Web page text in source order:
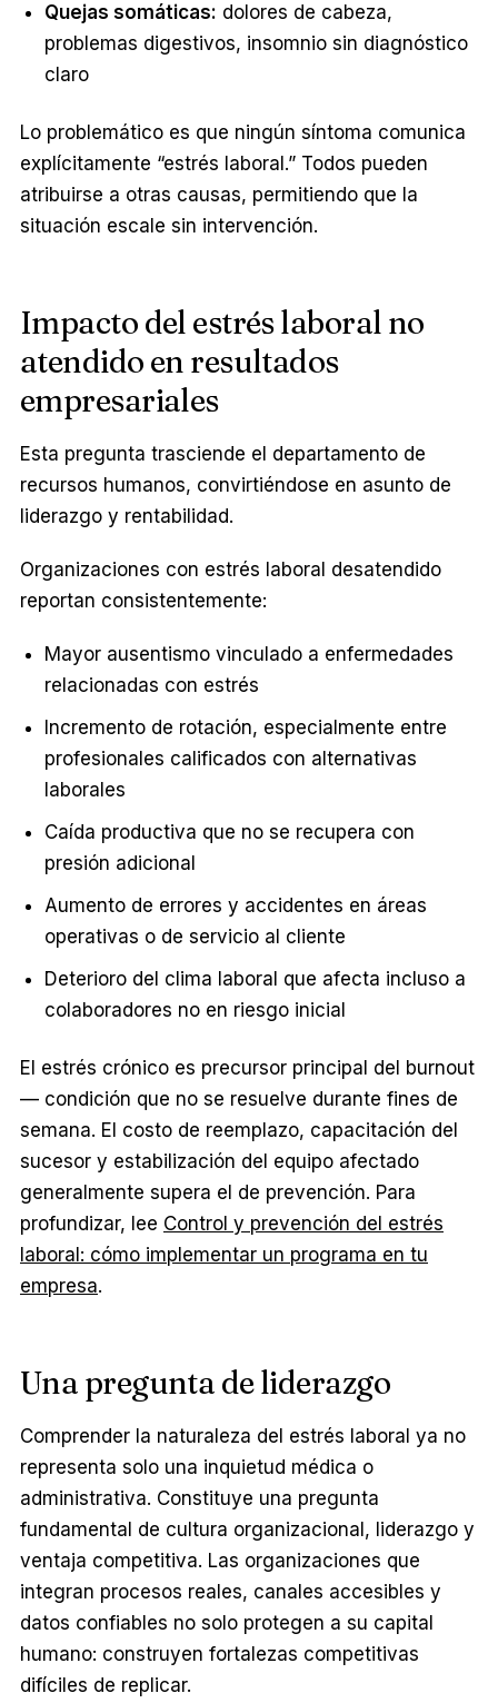
Quejas somáticas: dolores de cabeza,
problemas digestivos, insomnio sin diagnóstico
claro
Lo problemático es que ningún síntoma comunica
explícitamente “estrés laboral.” Todos pueden
atribuirse a otras causas, permitiendo que la
situación escale sin intervención.
Impacto del estrés laboral no
atendido en resultados
empresariales
Esta pregunta trasciende el departamento de
recursos humanos, convirtiéndose en asunto de
liderazgo y rentabilidad.
Organizaciones con estrés laboral desatendido
reportan consistentemente:
Mayor ausentismo vinculado a enfermedades
relacionadas con estrés
Incremento de rotación, especialmente entre
profesionales calificados con alternativas
laborales
Caída productiva que no se recupera con
presión adicional
Aumento de errores y accidentes en áreas
operativas o de servicio al cliente
Deterioro del clima laboral que afecta incluso a
colaboradores no en riesgo inicial
El estrés crónico es precursor principal del burnout
— condición que no se resuelve durante fines de
semana. El costo de reemplazo, capacitación del
sucesor y estabilización del equipo afectado
generalmente supera el de prevención. Para
profundizar, lee Control y prevención del estrés
laboral: cómo implementar un programa en tu
empresa.
Una pregunta de liderazgo
Comprender la naturaleza del estrés laboral ya no
representa solo una inquietud médica o
administrativa. Constituye una pregunta
fundamental de cultura organizacional, liderazgo y
ventaja competitiva. Las organizaciones que
integran procesos reales, canales accesibles y
datos confiables no solo protegen a su capital
humano: construyen fortalezas competitivas
difíciles de replicar.